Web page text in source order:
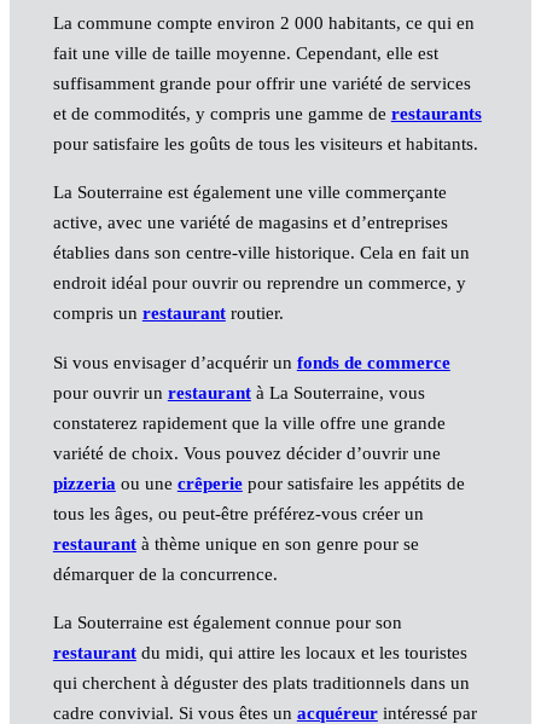
La commune compte environ 2 000 habitants, ce qui en
fait une ville de taille moyenne. Cependant, elle est
suffisamment grande pour offrir une variété de services
et de commodités, y compris une gamme de restaurants
pour satisfaire les goûts de tous les visiteurs et habitants.
La Souterraine est également une ville commerçante
active, avec une variété de magasins et d’entreprises
établies dans son centre-ville historique. Cela en fait un
endroit idéal pour ouvrir ou reprendre un commerce, y
compris un restaurantroutier.
Si vous envisager d’acquérir un fonds de commerce
pour ouvrir un restaurantà La Souterraine, vous
constaterez rapidement que la ville offre une grande
variété de choix. Vous pouvez décider d’ouvrir une
pizzeria ou une crêperiepour satisfaire les appétits de
tous les âges, ou peut-être préférez-vous créer un
restaurantà thème unique en son genre pour se
démarquer de la concurrence.
La Souterraine est également connue pour son
restaurantdu midi, qui attire les locaux et les touristes
qui cherchent à déguster des plats traditionnels dans un
cadre convivial. Si vous êtes un acquéreurintéressé par